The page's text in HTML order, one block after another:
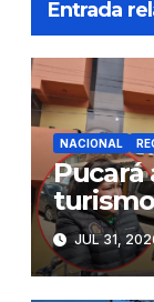
Entrada
NACIONAL
Pucará
JUL 31,